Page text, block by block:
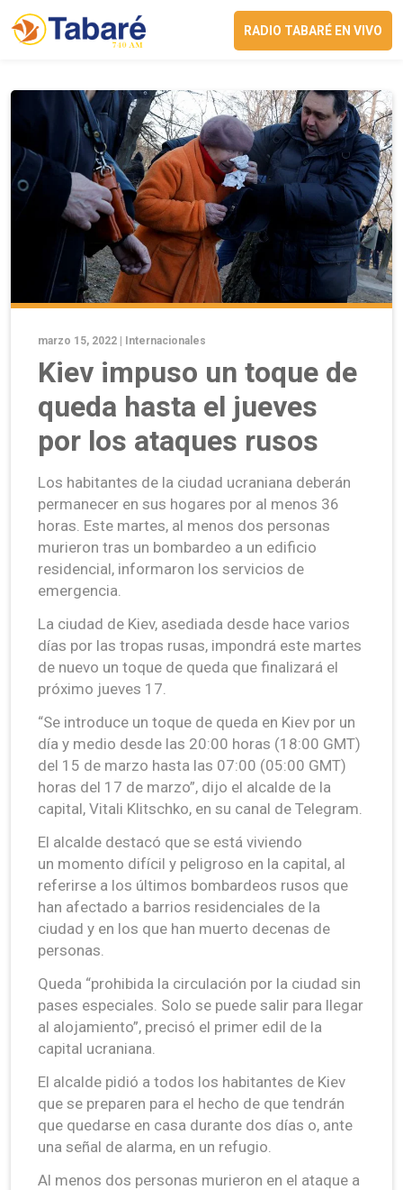
RADIO TABARÉ EN VIVO
marzo 15, 2022 | Internacionales
Kiev impuso un toque de
queda hasta el jueves
por los ataques rusos
Los habitantes de la ciudad ucraniana deberán
permanecer en sus hogares por al menos 36
horas. Este martes, al menos dos personas
murieron tras un bombardeo a un edificio
residencial, informaron los servicios de
emergencia.
La ciudad de Kiev, asediada desde hace varios
días por las tropas rusas, impondrá este martes
de nuevo un toque de queda que finalizará el
próximo jueves 17.
“Se introduce un toque de queda en Kiev por un
día y medio desde las 20:00 horas (18:00 GMT)
del 15 de marzo hasta las 07:00 (05:00 GMT)
horas del 17 de marzo”, dijo el alcalde de la
capital, Vitali Klitschko, en su canal de Telegram.
El alcalde destacó que se está viviendo
un momento difícil y peligroso en la capital, al
referirse a los últimos bombardeos rusos que
han afectado a barrios residenciales de la
ciudad y en los que han muerto decenas de
personas.
Queda “prohibida la circulación por la ciudad sin
pases especiales. Solo se puede salir para llegar
al alojamiento”, precisó el primer edil de la
capital ucraniana.
El alcalde pidió a todos los habitantes de Kiev
que se preparen para el hecho de que tendrán
que quedarse en casa durante dos días o, ante
una señal de alarma, en un refugio.
Al menos dos personas murieron en el ataque a